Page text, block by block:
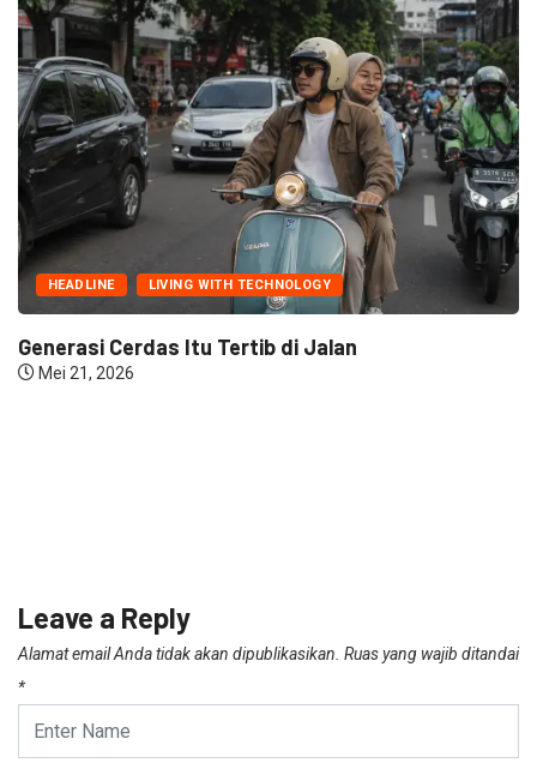
HEADLINE LIVING WITH TECHNOLOGY
Generasi Cerdas Itu Tertib di Jalan
Mei 21, 2026
Leave a Reply
Alamat email Anda tidak akan dipublikasikan. Ruas yang wajib ditandai
*